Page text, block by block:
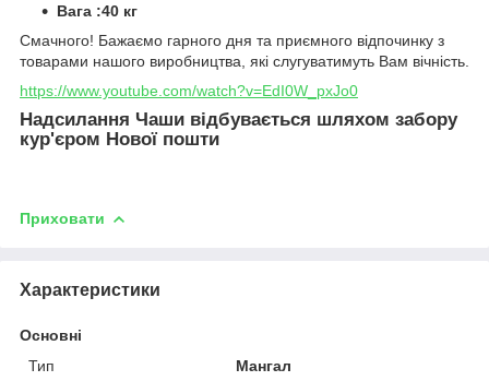
Вага :40 кг
Смачного! Бажаємо гарного дня та приємного відпочинку з
товарами нашого виробництва, які слугуватимуть Вам вічність.
https://www.youtube.com/watch?v=EdI0W_pxJo0
Надсилання Чаши відбувається шляхом забору
кур'єром Нової пошти
Приховати
Характеристики
Основні
Тип
Мангал